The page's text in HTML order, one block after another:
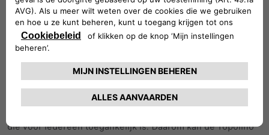
te bieden, is een uiterst simpele procedure ontwikkeld voor
het online bestellen van de nieuwe Topolino: omdat hij
slechts in één modelversie verkrijgbaar is, volstaan slechts
drie klikken. Na het plaatsen van de order kunnen klanten
hun bestelling gemakkelijk via hun account volgen.
De nieuwe Topolino past perfect binnen de ambitie van
die voor iedereen toegankelijk is. Daarom kan de Topolino